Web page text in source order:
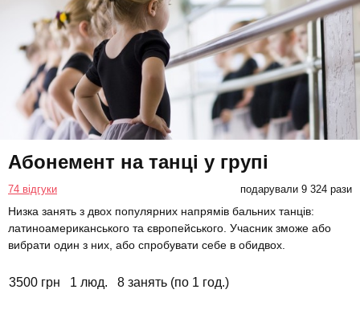
Абонемент на танці у групі
74 відгуки подарували 9 324 рази
Низка занять з двох популярних напрямів бальних танців:
латиноамериканського та європейського. Учасник зможе або
вибрати один з них, або спробувати себе в обидвох.
3500 грн 1 люд. 8 занять (по 1 год.)